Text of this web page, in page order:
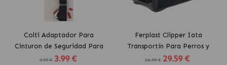
Colti Adaptador Para
Cinturon de Seguridad Para
Perros 40/70 cm
4.99 € 3.99 €
Ferplast Clipper Iata
Transportín Para Perros y
Gatos
36.99 € 29.59 €